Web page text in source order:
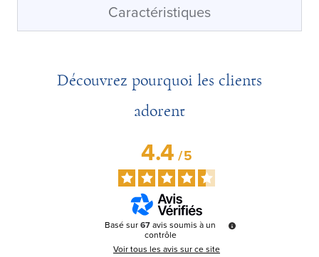
Caractéristiques
Découvrez pourquoi les clients
adorent
4.4/5
Basé sur67avis soumis à un
contrôle
Voir tous les avis sur ce site